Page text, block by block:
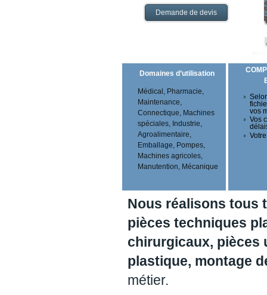
Demande de devis
Domaines d’utilisation
Médical, Pharmacie,
Maintenance,
Connectique, Machines
spéciales, Industrie,
Agroalimentaire,
Emballage, Pompes,
Machines agricoles,
Manutention, Mécanique
vos
Vos
Nous réalisons tous
pièces techniques
chirurgicaux, pièces
plastique, montage
métier.